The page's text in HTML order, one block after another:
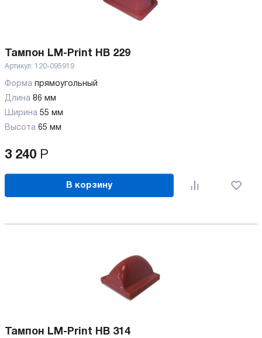
Тампон LM-Print HB 229
Артикул: 120-095919
Форма прямоугольный
Длина 86 мм
Ширина 55 мм
Высота 65 мм
3 240 Р
В корзину
Тампон LM-Print HB 314